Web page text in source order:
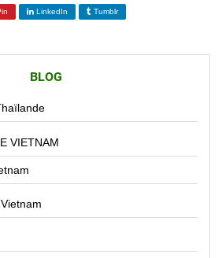
LinkedIn Tumblr
BLOG
VIETNAM